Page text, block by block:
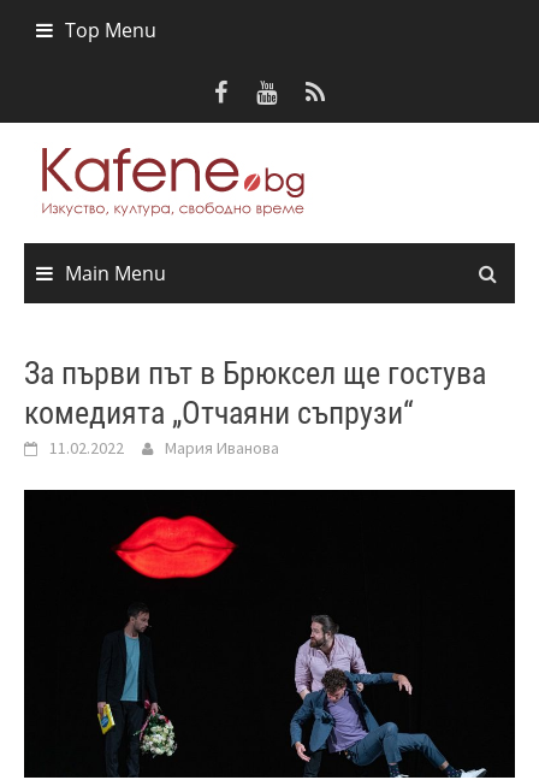
Top Menu
Main Menu
За първи път в Брюксел ще гостува
комедията „Отчаяни съпрузи“
11.02.2022 Мария Иванова